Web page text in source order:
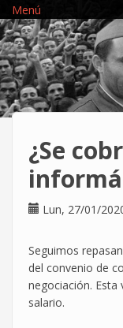
Pasar
al
contenido
principal
Menú
¿Se
Lun, 27/01/
Seguimos
del convenio de
negociación. Esta
salario.